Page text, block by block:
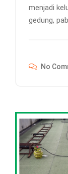
menjadi
gedung,
No